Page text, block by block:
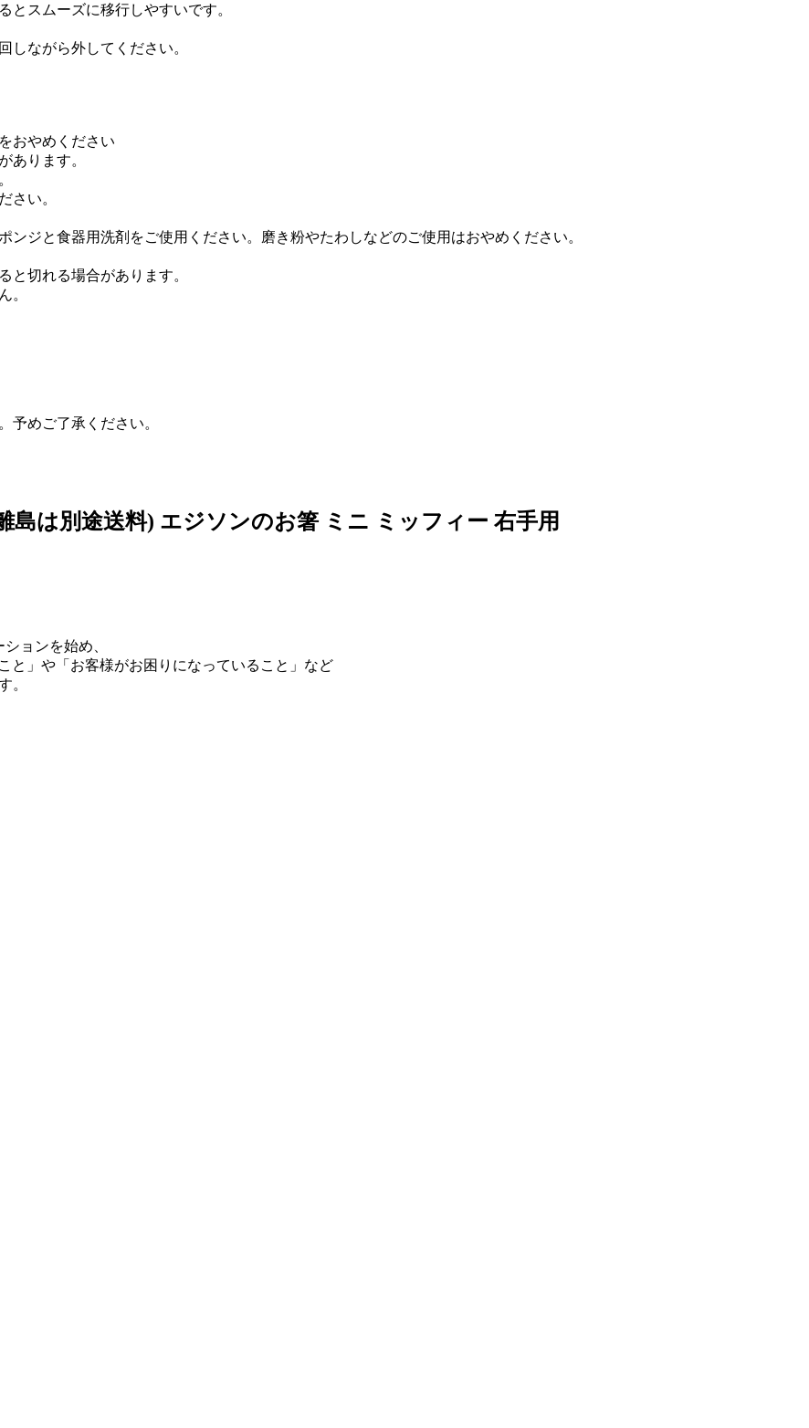
とスムーズに移行しやすいです。
ながら外してください。
おやめください
あります。
さい。
ンジと食器用洗剤をご使用ください。磨き粉やたわしなどのご使用はおやめください。
と切れる場合があります。
。
予めご了承ください。
島は別途送料) エジソンのお箸 ミニ ミッフィー 右手用
ョンを始め、
と」や「お客様がお困りになっていること」など
。